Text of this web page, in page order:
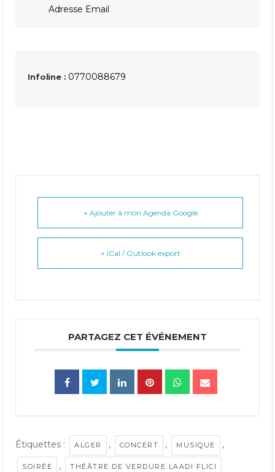
Adresse Email
Infoline : 0770088679
+ Ajouter à mon Agenda Google
+ iCal / Outlook export
PARTAGEZ CET ÉVÉNEMENT
Étiquettes : ALGER , CONCERT , MUSIQUE ,
SOIRÉE , THÉÂTRE DE VERDURE LAADI FLICI